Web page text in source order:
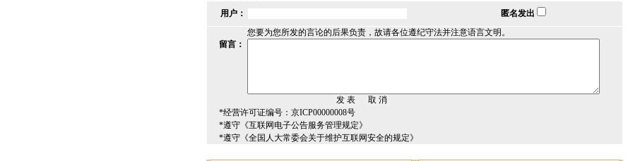
用户：
匿名发出
您要为您所发的言论的后果负责，故请各位遵纪守法并注意语言文明。
留言：
*经营许可证编号：京ICP00000008号
*遵守《互联网电子公告服务管理规定》
*遵守《全国人大常委会关于维护互联网安全的规定》